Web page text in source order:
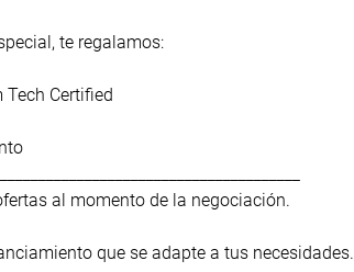
te regalamos:
Certified
al momento de la negociación.
que se adapte a tus necesidades.